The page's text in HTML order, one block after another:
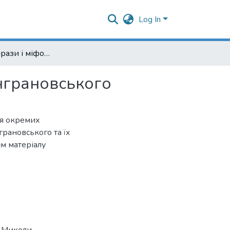
Log In
Архетипні образи і міфологеми у поезії Миколи Вінграновського
окремих
та їх
матеріалу